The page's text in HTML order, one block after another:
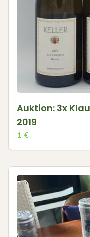
Auktion: 3x
2019
1 €